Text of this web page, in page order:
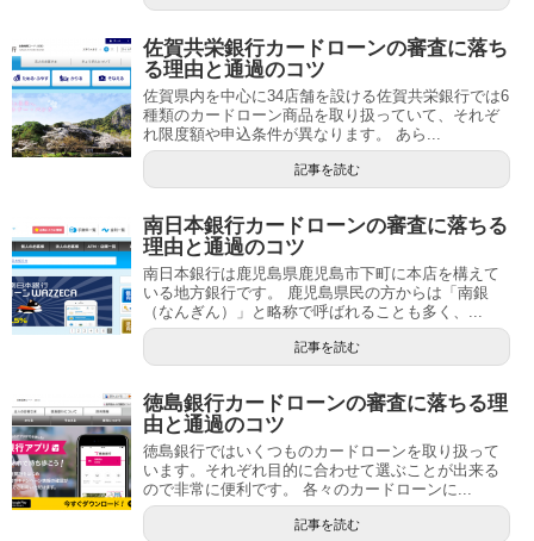
佐賀共栄銀行カードローンの審査に落ち
る理由と通過のコツ
佐賀県内を中心に34店舗を設ける佐賀共栄銀行では6
種類のカードローン商品を取り扱っていて、それぞ
れ限度額や申込条件が異なります。 あら...
記事を読む
南日本銀行カードローンの審査に落ちる
理由と通過のコツ
南日本銀行は鹿児島県鹿児島市下町に本店を構えて
いる地方銀行です。 鹿児島県民の方からは「南銀
（なんぎん）」と略称で呼ばれることも多く、...
記事を読む
徳島銀行カードローンの審査に落ちる理
由と通過のコツ
徳島銀行ではいくつものカードローンを取り扱って
います。それぞれ目的に合わせて選ぶことが出来る
ので非常に便利です。 各々のカードローンに...
記事を読む